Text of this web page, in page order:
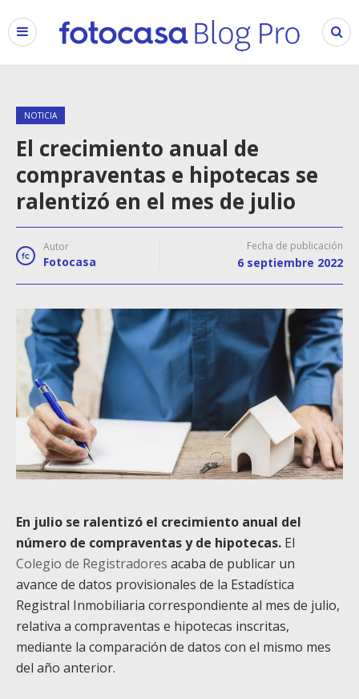
NOTICIA
El crecimiento anual de
compraventas e hipotecas se
ralentizó en el mes de julio
Autor
Fotocasa
Fecha de publicación
6 septiembre 2022
En julio se ralentizó el crecimiento anual del
número de compraventas y de hipotecas. El
Colegio de Registradores acaba de publicar un
avance de datos provisionales de la Estadística
Registral Inmobiliaria correspondiente al mes de julio,
relativa a compraventas e hipotecas inscritas,
mediante la comparación de datos con el mismo mes
del año anterior.